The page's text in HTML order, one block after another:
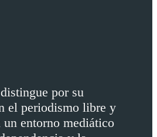
por su
el periodismo libre y
un entorno mediático